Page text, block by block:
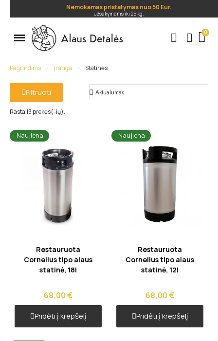
Nemokamas pristatymas nuo 50 Eur.
užsakymams iki 25 kg.
Pagrindinis Įranga Statinės
Filtruoti
Rasta 13 prekės(-ių).
Greita peržiūra
Restauruota
Cornelius tipo alaus
statinė, 18l
68,00 €
Naujiena
Pridėti į krepšelį
Greita peržiūra
Restauruota
Cornelius tipo alaus
statinė, 12l
68,00 €
Naujiena
Pridėti į krepšelį